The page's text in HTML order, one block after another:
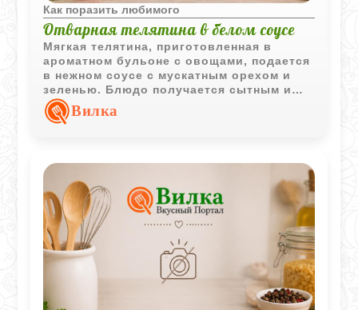
Как поразить любимого
Отварная телятина в белом соусе
Мягкая телятина, приготовленная в
ароматном бульоне с овощами, подается
в нежном соусе с мускатным орехом и
зеленью. Блюдо получается сытным и
хорошо сочетается с классическими
гарнирами.
Вилка